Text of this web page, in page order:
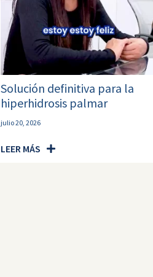
Solución definitiva para la
hiperhidrosis palmar
julio 20, 2026
LEER MÁS